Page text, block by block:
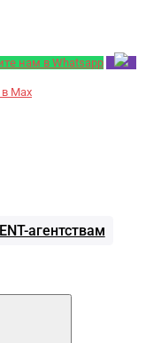
нам в Whatsapp
Max
агентствам